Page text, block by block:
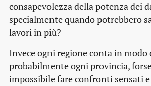
consapevolezza della potenza dei
specialmente quando potrebbero
lavori in più?
Invece ogni regione conta in modo
probabilmente ogni provincia,
impossibile fare confronti sensati